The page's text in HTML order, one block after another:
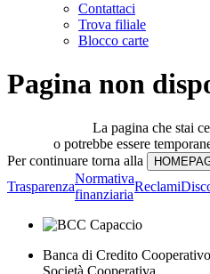
Contattaci
Trova filiale
Blocco carte
Pagina non
La pagina che stai
o potrebbe essere
Per continuare torna alla
Trasparenza
Normativa
finanziaria
Reclami
Banca di Credito
Società Cooperativa